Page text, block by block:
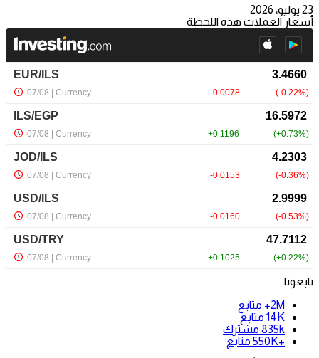
23 يوليو، 2026
أسعار العملات هذه اللحظة
تابعونا
2M+
متابع
14K متابع
835k مشترك
+550K
متابع